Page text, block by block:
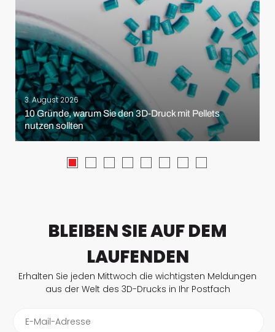
3. August 2026
10 Gründe, warum Sie den 3D-Druck mit Pellets
nutzen sollten
BLEIBEN SIE AUF DEM
LAUFENDEN
Erhalten Sie jeden Mittwoch die wichtigsten Meldungen
aus der Welt des 3D-Drucks in Ihr Postfach
E-Mail-Adresse